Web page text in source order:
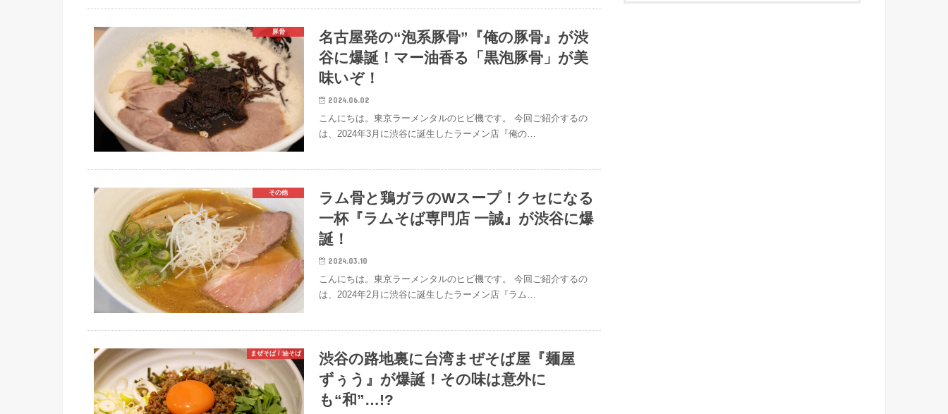
豚骨
名古屋発の“泡系豚骨”『俺の豚骨』が渋
谷に爆誕！マー油香る「黒泡豚骨」が美
味いぞ！
2024.06.02
こんにちは。東京ラーメンタルのヒビ機です。 今回ご紹介するの
は、2024年3月に渋谷に誕生したラーメン店『俺の…
その他
ラム骨と鶏ガラのWスープ！クセになる
一杯『ラムそば専門店 一誠』が渋谷に爆
誕！
2024.03.10
こんにちは。東京ラーメンタルのヒビ機です。 今回ご紹介するの
は、2024年2月に渋谷に誕生したラーメン店『ラム…
まぜそば / 油そば
渋谷の路地裏に台湾まぜそば屋『麺屋
ずぅう』が爆誕！その味は意外に
も“和”…!?